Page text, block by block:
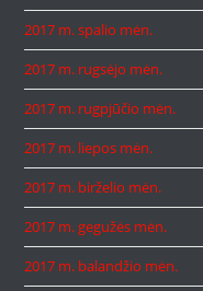
2017 m. spalio mėn.
2017 m. rugsėjo mėn.
2017 m. rugpjūčio mėn.
2017 m. liepos mėn.
2017 m. birželio mėn.
2017 m. gegužės mėn.
2017 m. balandžio mėn.